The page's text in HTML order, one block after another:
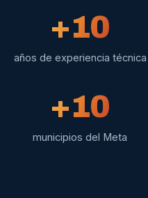
+10
años de experiencia técnica
+10
municipios del Meta